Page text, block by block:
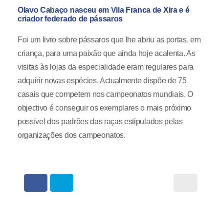
Olavo Cabaço nasceu em Vila Franca de Xira e é
criador federado de pássaros
Foi um livro sobre pássaros que lhe abriu as portas, em
criança, para uma paixão que ainda hoje acalenta. As
visitas às lojas da especialidade eram regulares para
adquirir novas espécies. Actualmente dispõe de 75
casais que competem nos campeonatos mundiais. O
objectivo é conseguir os exemplares o mais próximo
possível dos padrões das raças estipulados pelas
organizações dos campeonatos.